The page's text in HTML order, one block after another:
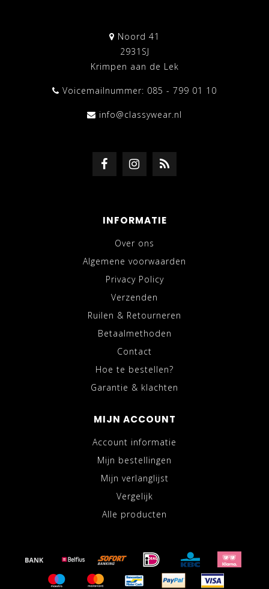
Noord 41
2931SJ
Krimpen aan de Lek
Voicemailnummer: 085 - 799 01 10
info@classywear.nl
INFORMATIE
Over ons
Algemene voorwaarden
Privacy Policy
Verzenden
Ruilen & Retourneren
Betaalmethoden
Contact
Hoe te bestellen?
Garantie & klachten
MIJN ACCOUNT
Account informatie
Mijn bestellingen
Mijn verlanglijst
Vergelijk
Alle producten